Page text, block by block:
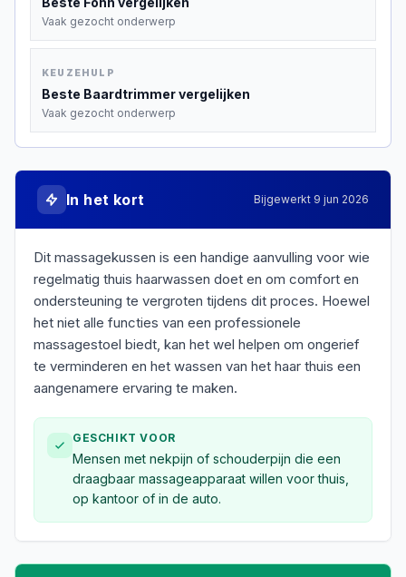
Vaak gezocht onderwerp
KEUZEHULP
Beste Baardtrimmervergelijken
Vaak gezocht onderwerp
In het kort Bijgewerkt 9 jun 2026
Dit massagekussen is een handige aanvulling voor wie
regelmatig thuis haarwassen doet en om comfort en
ondersteuning te vergroten tijdens dit proces. Hoewel
het niet alle functies van een professionele
massagestoel biedt, kan het wel helpen om ongerief
te verminderen en het wassen van het haar thuis een
aangenamere ervaring te maken.
GESCHIKT VOOR
Mensen met nekpijn of schouderpijn die een
draagbaar massageapparaat willen voor thuis,
op kantoor of in de auto.